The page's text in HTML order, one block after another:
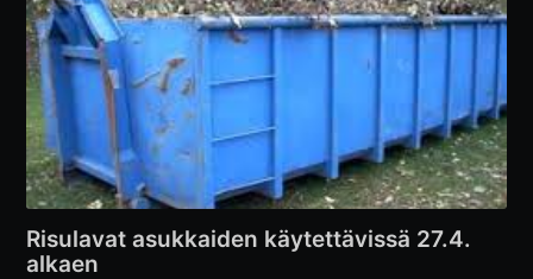
Risulavat asukkaiden käytettävissä 27.4.
alkaen